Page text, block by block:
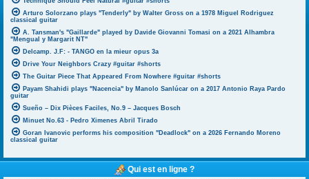
Arturo Solorzano plays "Tenderly" by Walter Gross on a 1978 Miguel Rodriguez
classical guitar
A. Tansman's "Gaillarde" played by Davide Giovanni Tomasi on a 2021 Alhambra
"Mengual y Margarit NT"
Delcamp. J.F: - TANGO en la mieur opus 3a
Drive Your Neighbors Crazy #guitar #shorts
The Guitar Piece That Appeared From Nowhere #guitar #shorts
Payam Shahidi plays "Nacencia" by Manolo Sanlúcar on a 2017 Antonio Raya Pardo
guitar
Sueño – Dix Pièces Faciles, No.9 – Jacques Bosch
Minuet No.63 - Pedro Ximenes Abril Tirado
Goran Ivanovic performs his composition "Deadlock" on a 2026 Fernando Moreno
classical guitar
Qui est en ligne ?